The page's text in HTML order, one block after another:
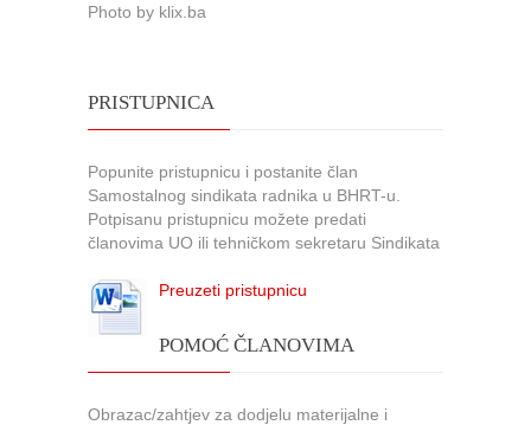
Photo by klix.ba
PRISTUPNICA
Popunite pristupnicu i postanite član
Samostalnog sindikata radnika u BHRT-u.
Potpisanu pristupnicu možete predati
članovima UO ili tehničkom sekretaru Sindikata
Preuzeti pristupnicu
POMOĆ ČLANOVIMA
Obrazac/zahtjev za dodjelu materijalne i